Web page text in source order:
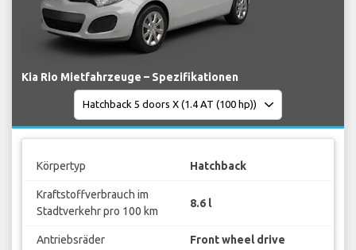
Kia Rio Mietfahrzeuge – Spezifikationen
Körpertyp Hatchback
Kraftstoffverbrauch im
Stadtverkehr pro 100 km
8.6 l
Antriebsräder Front wheel drive